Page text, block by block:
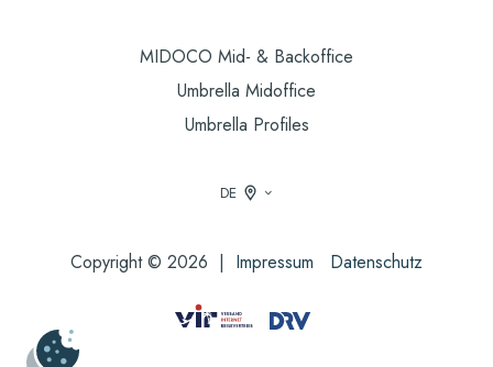
MIDOCO Mid- & Backoffice
Umbrella Midoffice
Umbrella Profiles
DE
Copyright © 2026 | Impressum Datenschutz